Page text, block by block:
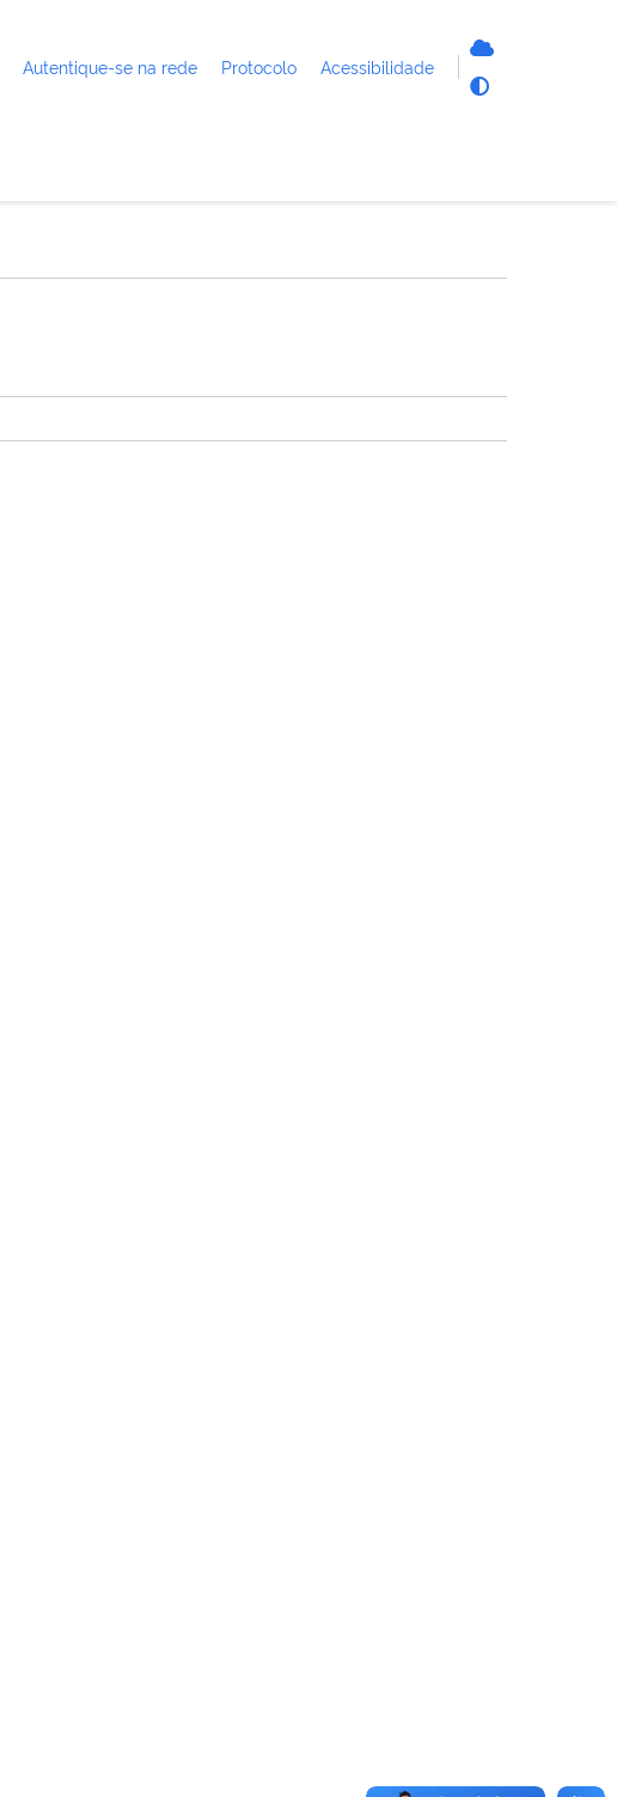
Autentique-se na rede Protocolo Acessibilidade